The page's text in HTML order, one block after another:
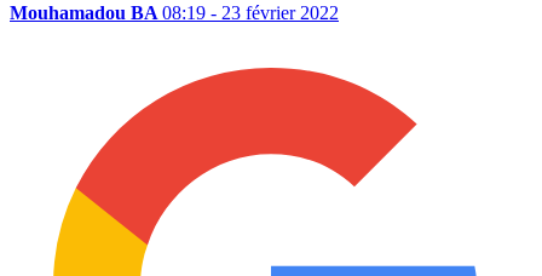
Mouhamadou BA 08:19 - 23 février 2022